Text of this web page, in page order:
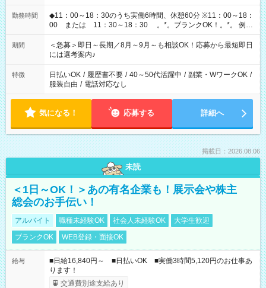
勤務時間
◆11：00～18：30のうち実働6時間、休憩60分 ※11：00～18：
00 または 11：30～18：30 。*。ブランクOK！。*。 例え
ば前職が、 在宅/財団法人/事務/コールセンター/受付/販売/カフェ
スタッフ スイーツ販売/ホテルフロント/化粧品販売/など 様々な
業界から入社して活躍されています♪
期間
＜急募＞即日～長期／8月～9月～も相談OK！応募から最短即日
には選考案内♪
特徴 日払いOK / 履歴書不要 / 40～50代活躍中 / 副業・WワークOK /
服装自由 / 電話対応なし
気になる！ 応募する 詳細へ
掲載日：2026.08.06
未読
＜1日～OK！＞あの有名企業も！展示会や株主
総会のお手伝い！
アルバイト 職種未経験OK 社会人未経験OK
大学生歓迎
ブランクOK
WEB登録・面接OK
給与
■日給16,840円～ ■日払いOK ■実働3時間5,120円のお仕事あ
ります！
交通費別途支給あり